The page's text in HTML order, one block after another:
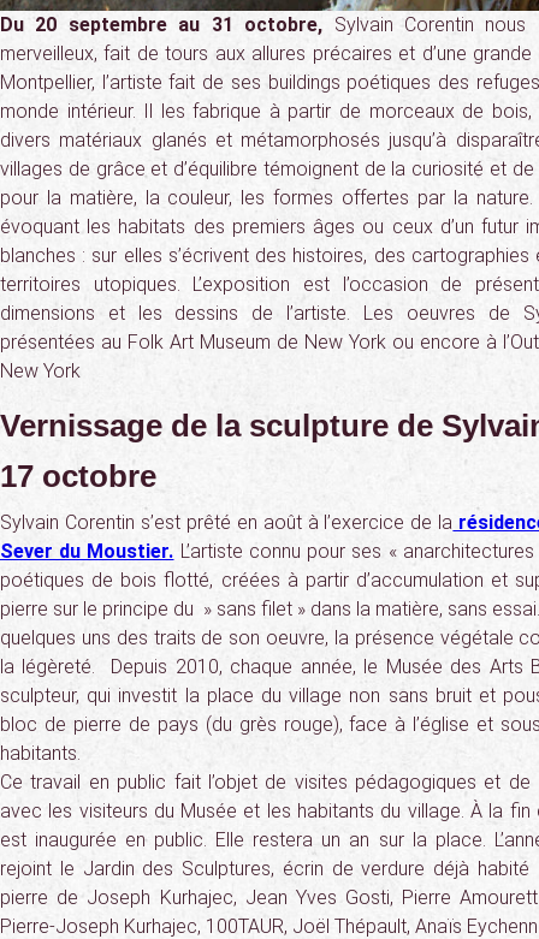
Du 20 septembre au 31 octobre, Sylvain Corentin
merveilleux, fait de tours aux allures précaires et d’une
Montpellier, l’artiste fait de ses buildings poétiques des
monde intérieur. Il les fabrique à partir de morceaux de bois,
divers matériaux glanés et métamorphosés jusqu’à
villages de grâce et d’équilibre témoignent de la curiosité et
pour la matière, la couleur, les formes offertes par la nature.
évoquant les habitats des premiers âges ou ceux d’un futur
blanches : sur elles s’écrivent des histoires, des
territoires utopiques. L’exposition est l’occasion de
dimensions et les dessins de l’artiste. Les oeuvres de
présentées au Folk Art Museum de New York ou encore à
New York
Vernissage de la sculpture de
17 octobre
Sylvain Corentin s’est prêté en août à l’exercice de la
Sever du Moustier. L’artiste connu pour ses «
poétiques de bois flotté, créées à partir d’accumulation et
pierre sur le principe du » sans filet » dans la matière, sans
quelques uns des traits de son oeuvre, la présence végétale
la légèreté. Depuis 2010, chaque année, le Musée des Arts
sculpteur, qui investit la place du village non sans bruit et
bloc de pierre de pays (du grès rouge), face à l’église et
habitants.
Ce travail en public fait l’objet de visites pédagogiques et
avec les visiteurs du Musée et les habitants du village. À la
est inaugurée en public. Elle restera un an sur la place.
rejoint le Jardin des Sculptures, écrin de verdure déjà
pierre de Joseph Kurhajec, Jean Yves Gosti, Pierre
Pierre-Joseph Kurhajec, 100TAUR, Joël Thépault, Anaïs